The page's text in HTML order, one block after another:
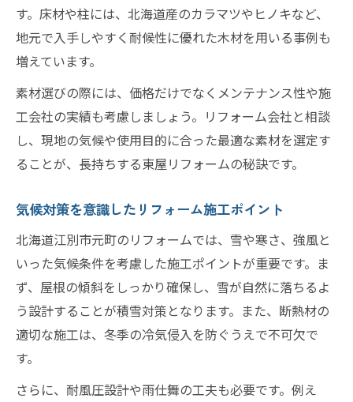
す。床材や柱には、北海道産のカラマツやヒノキなど、
地元で入手しやすく耐候性に優れた木材を用いる事例も
増えています。
素材選びの際には、価格だけでなくメンテナンス性や施
工会社の実績も考慮しましょう。リフォーム会社と相談
し、現地の気候や使用目的に合った最適な素材を選定す
ることが、長持ちする東屋リフォームの秘訣です。
気候対策を意識したリフォーム施工ポイント
北海道江別市元町のリフォームでは、雪や寒さ、強風と
いった気候条件を考慮した施工ポイントが重要です。ま
ず、屋根の傾斜をしっかり確保し、雪が自然に落ちるよ
う設計することが積雪対策となります。また、断熱材の
適切な施工は、冬季の冷気侵入を防ぐうえで不可欠で
す。
さらに、耐風圧設計や雨仕舞の工夫も必要です。例え